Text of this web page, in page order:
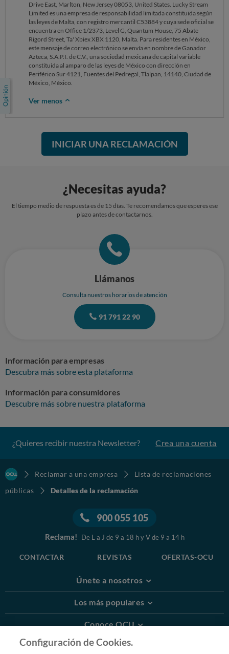
Drive East, Marlton, New Jersey 08053, United States. Lucky Stream
Limited es una empresa de responsabilidad limitada constituida según
las leyes de Malta, con registro mercantil C53884 y cuya sede oficial se
encuentra en Office 1/2373, Level G, Quantum House, 75 Abate
Rigord Street, Ta' Xbiex XBX 1120, Malta. Para residentes en México,
este mensaje de correo electrónico se envía en nombre de Ganador
Azteca, S.A.P.I. de C.V., una sociedad mexicana de capital variable
constituida al amparo de las leyes de México con dirección en
Periférico Sur 4121, Fuentes del Pedregal, Tlalpan, 14140, Ciudad de
México, México.
Ver menos
INICIAR UNA RECLAMACIÓN
¿Necesitas ayuda?
El tiempo medio de respuesta es de 15 días. Te recomendamos que esperes ese
plazo antes de contactarnos.
Llámanos
Consulta nuestros horarios de atención
91 791 22 90
Información para empresas
Descubra más sobre esta plataforma
Información para consumidores
Descubre más sobre nuestra plataforma
¿Quieres recibir nuestra Newsletter? Crea una cuenta
Reclamar a una empresa
Lista de reclamaciones
públicas
Detalles de la reclamación
900 055 105
Reclama! De L a J de 9 a 18 h y V de 9 a 14 h
CONTACTAR REVISTAS OFERTAS-OCU
Únete a nosotros
Los más populares
Conoce OCU
Más Información
Configuración de Cookies.